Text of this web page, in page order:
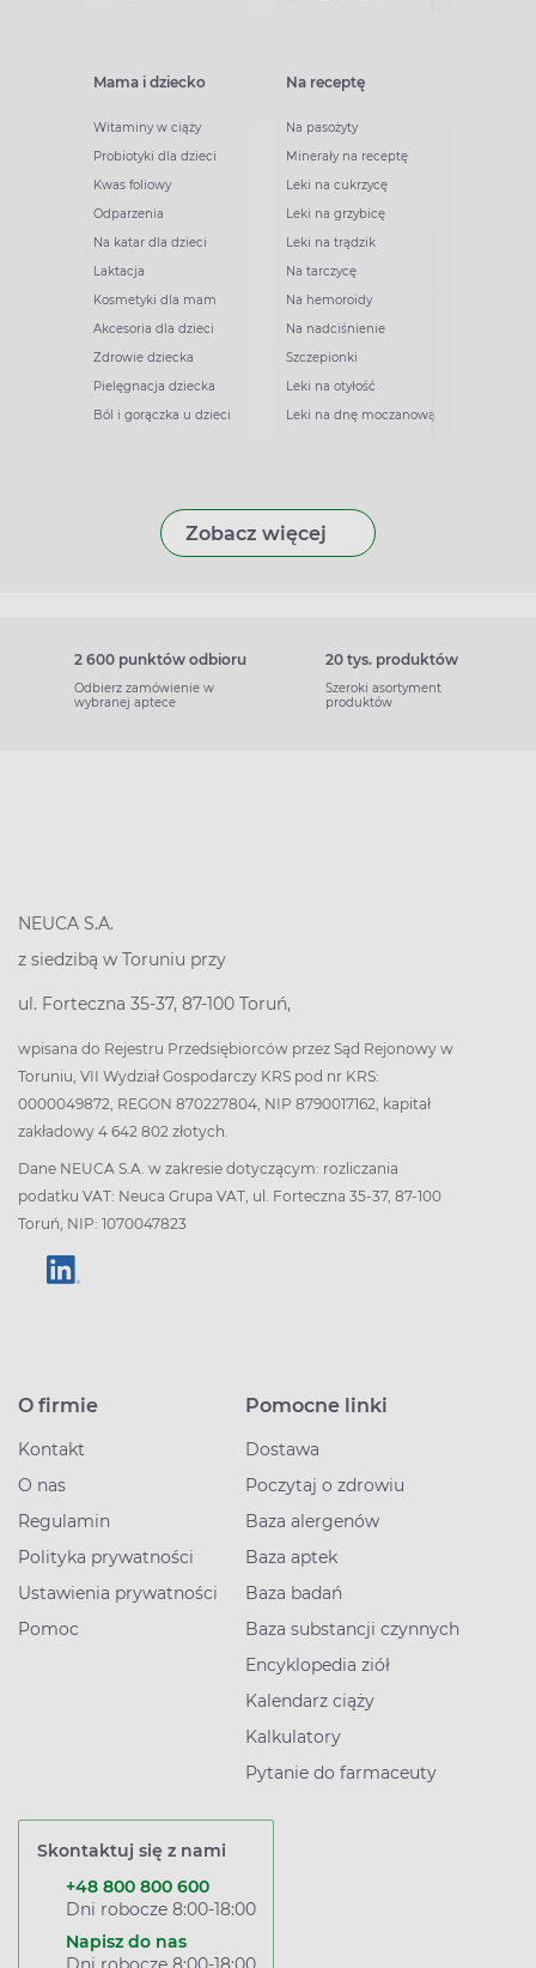
Mama i dziecko
Witaminy w ciąży
Probiotyki dla dzieci
Kwas foliowy
Odparzenia
Na katar dla dzieci
Laktacja
Kosmetyki dla mam
Akcesoria dla dzieci
Zdrowie dziecka
Pielęgnacja dziecka
Ból i gorączka u dzieci
Na receptę
Na pasożyty
Minerały na receptę
Leki na cukrzycę
Leki na grzybicę
Leki na trądzik
Na tarczycę
Na hemoroidy
Na nadciśnienie
Szczepionki
Leki na otyłość
Leki na dnę moczanową
Zobacz więcej
2 600 punktów odbioru
Odbierz zamówienie w
wybranej aptece
20 tys. produktów
Szeroki asortyment
produktów
NEUCA S.A.
z siedzibą w Toruniu przy
ul. Forteczna 35-37, 87-100 Toruń,
wpisana do Rejestru Przedsiębiorców przez Sąd Rejonowy w
Toruniu, VII Wydział Gospodarczy KRS pod nr KRS:
0000049872, REGON 870227804, NIP 8790017162, kapitał
zakładowy 4 642 802 złotych.
Dane NEUCA S.A. w zakresie dotyczącym: rozliczania
podatku VAT: Neuca Grupa VAT, ul. Forteczna 35-37, 87-100
Toruń, NIP: 1070047823
O firmie
Kontakt
O nas
Regulamin
Polityka prywatności
Ustawienia prywatności
Pomoc
Pomocne linki
Dostawa
Poczytaj o zdrowiu
Baza alergenów
Baza aptek
Baza badań
Baza substancji czynnych
Encyklopedia ziół
Kalendarz ciąży
Kalkulatory
Pytanie do farmaceuty
Skontaktuj się z nami
+48 800 800 600
Dni robocze 8:00-18:00
Napisz do nas